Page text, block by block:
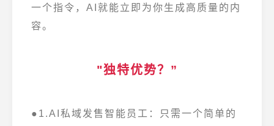
一个指令，AI就能立即为你生成高质量的内
容。
"独特优势？”
●1.AI私域发售智能员工：只需一个简单的